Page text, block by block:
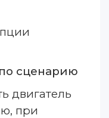
сценарию
двигатель
при